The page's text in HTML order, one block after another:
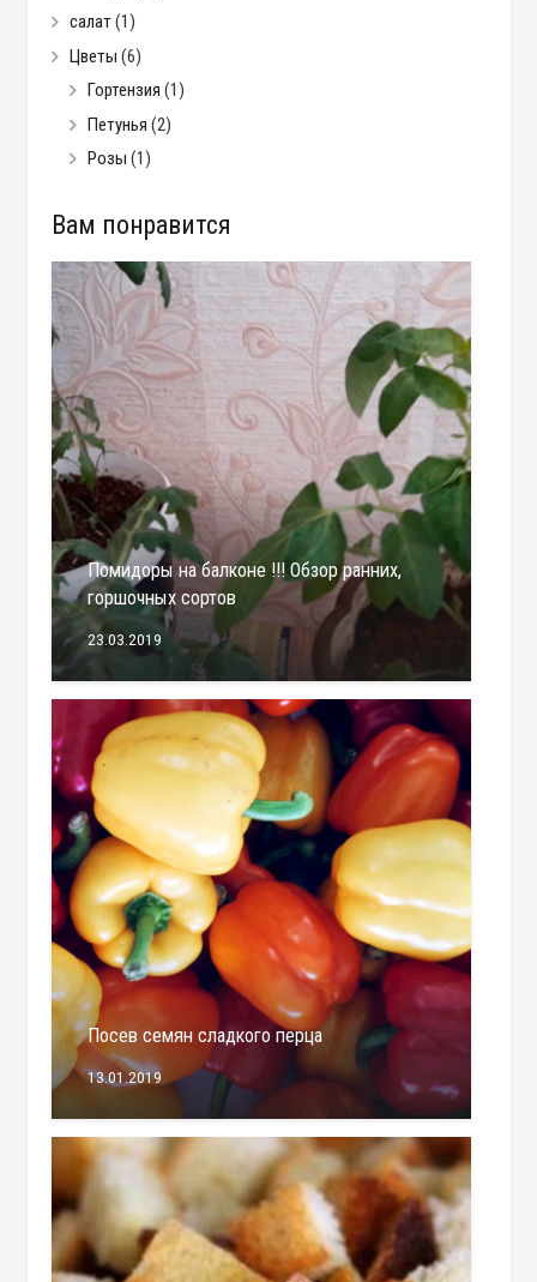
салат(1)
Цветы (6)
Гортензия (1)
Петунья (2)
Розы (1)
Вам понравится
Помидоры на балконе !!! Обзор ранних,
горшочных сортов
23.03.2019
Посев семян сладкого перца
13.01.2019